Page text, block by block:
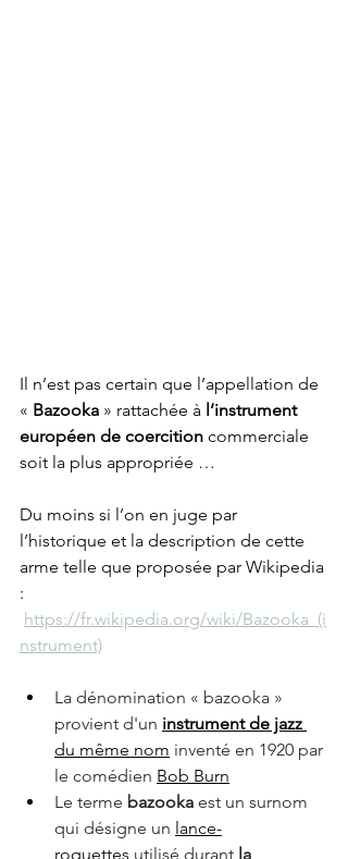
Il n’est pas certain que l’appellation de
« Bazooka » rattachée à l’instrument
européen de coercition commerciale
soit la plus appropriée …
Du moins si l’on en juge par
l’historique et la description de cette
arme telle que proposée par Wikipedia
:
https://fr.wikipedia.org/wiki/Bazooka_(i
nstrument)
La dénomination « bazooka »
provient d'un instrument de jazz
du même nom inventé en 1920 par
le comédien Bob Burn
Le terme bazooka est un surnom
qui désigne un lance-
roquettes utilisé durant la